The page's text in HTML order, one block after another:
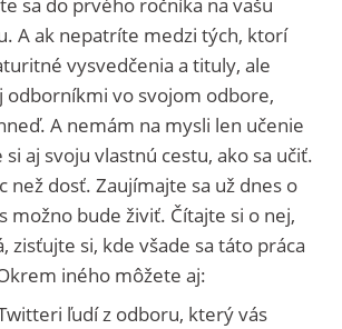
A ak nepatríte medzi tých, ktorí
vysvedčenia a tituly, ale
odborníkmi vo svojom odbore,
A nemám na mysli len učenie
aj svoju vlastnú cestu, ako sa učiť.
než dosť. Zaujímajte sa už dnes o
možno bude živiť. Čítajte si o nej,
zisťujte si, kde všade sa táto práca
iného môžete aj:
ľudí z odboru, který vás